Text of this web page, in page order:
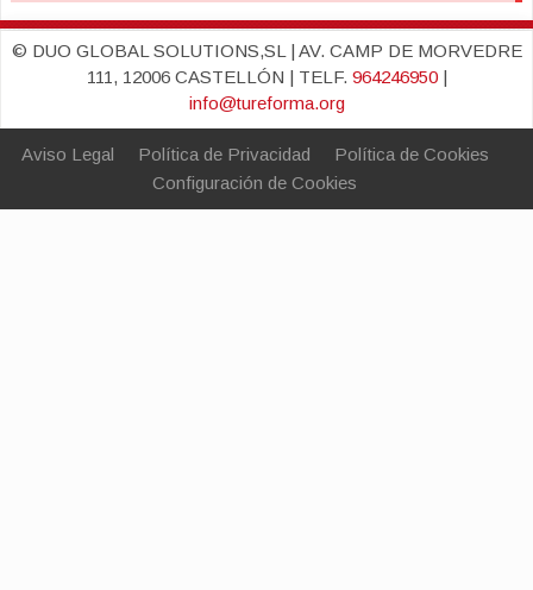
© DUO GLOBAL SOLUTIONS,SL | AV. CAMP DE MORVEDRE
111, 12006 CASTELLÓN | TELF. 964246950|
info@tureforma.org
Aviso Legal Política de Privacidad
Política de Cookies
Configuración de Cookies